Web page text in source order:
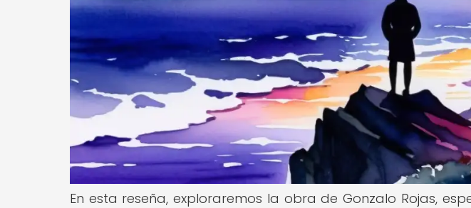
En esta reseña, exploraremos la obra de Gonzalo Rojas,